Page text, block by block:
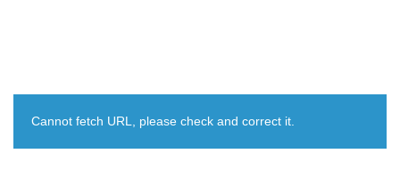
Cannot fetch URL, please check and correct it.